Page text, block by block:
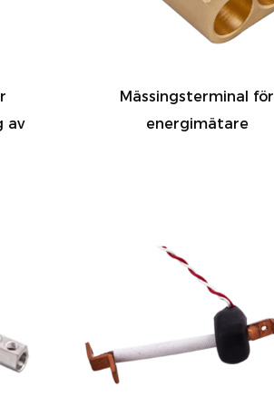
av
Mässingsterminal för
energimätare